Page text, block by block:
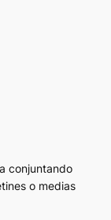
conjuntando
o medias